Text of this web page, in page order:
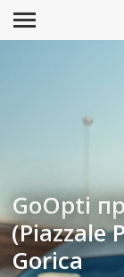
GoOpti
(Piazzale
Gorica